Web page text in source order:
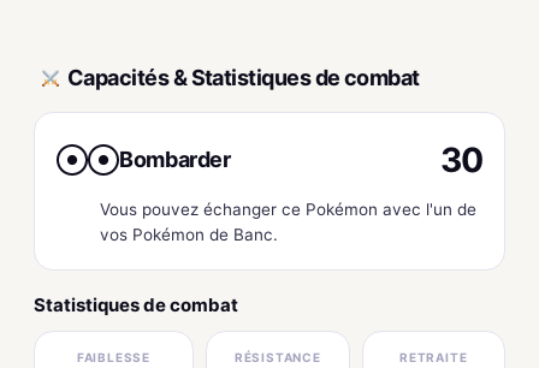
Capacités & Statistiques de combat
● ● Bombarder 30
Vous pouvez échanger ce Pokémon avec l'un de
vos Pokémon de Banc.
Statistiques de combat
FAIBLESSE RÉSISTANCE RETRAITE